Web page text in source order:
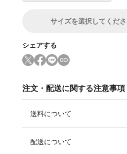
サイズを選択してくだ
シェアする
注文・配送に関する注意事項
送料について
配送について